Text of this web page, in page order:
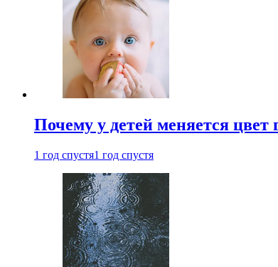
Почему у детей меняется цвет
1 год спустя1 год спустя